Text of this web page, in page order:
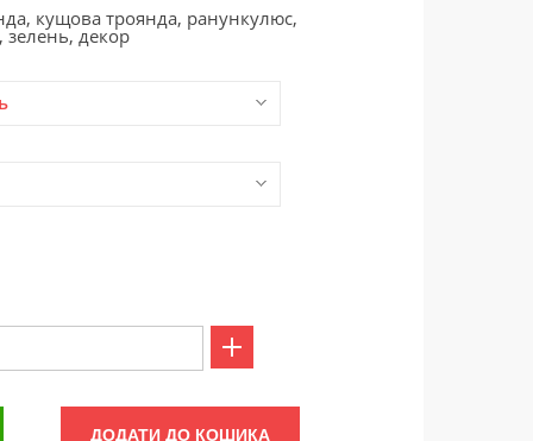
кущова троянда, ранункулюс,
зелень, декор
ДОДАТИ ДО КОШИКА